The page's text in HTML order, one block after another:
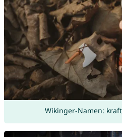
Wikinger-Namen: